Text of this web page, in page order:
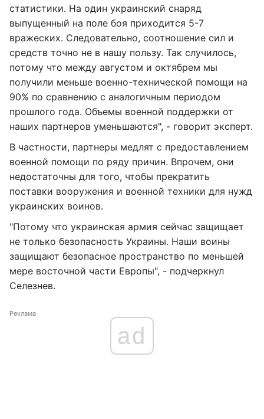
статистики. На один украинский снаряд
выпущенный на поле боя приходится 5-7
вражеских. Следовательно, соотношение сил и
средств точно не в нашу пользу. Так случилось,
потому что между августом и октябрем мы
получили меньше военно-технической помощи на
90% по сравнению с аналогичным периодом
прошлого года. Объемы военной поддержки от
наших партнеров уменьшаются", - говорит эксперт.
В частности, партнеры медлят с предоставлением
военной помощи по ряду причин. Впрочем, они
недостаточны для того, чтобы прекратить
поставки вооружения и военной техники для нужд
украинских воинов.
"Потому что украинская армия сейчас защищает
не только безопасность Украины. Наши воины
защищают безопасное пространство по меньшей
мере восточной части Европы", - подчеркнул
Селезнев.
Реклама
ad